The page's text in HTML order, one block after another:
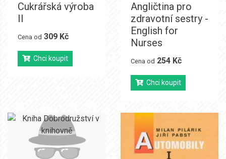
Cukrářská výroba
II
Cena od 309 Kč
Chci koupit
Angličtina pro
zdravotní sestry -
English for
Nurses
Cena od 254 Kč
Chci koupit